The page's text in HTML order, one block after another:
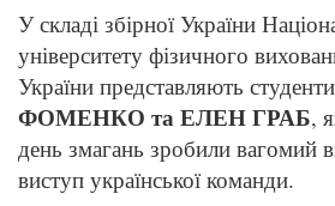
У складі збірної України
університету фізичного
України представляють студенти
ФОМЕНКО та ЕЛЕН ГРАБ,
день змагань зробили вагомий
виступ української команди.